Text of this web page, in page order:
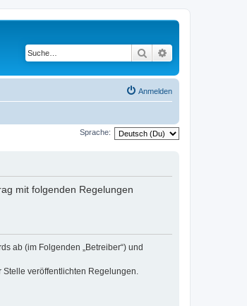
Suche
Anmelden
Sprache:
mit folgenden Regelungen
ab (im Folgenden „Betreiber“) und
veröffentlichten Regelungen.